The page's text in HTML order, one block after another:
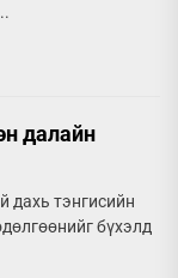
далайн
дахь тэнгисийн
бүхэлд